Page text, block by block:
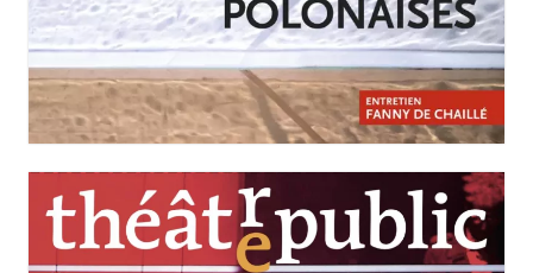
JANVIER-MARS 2026
N°258
Scènes polonaises